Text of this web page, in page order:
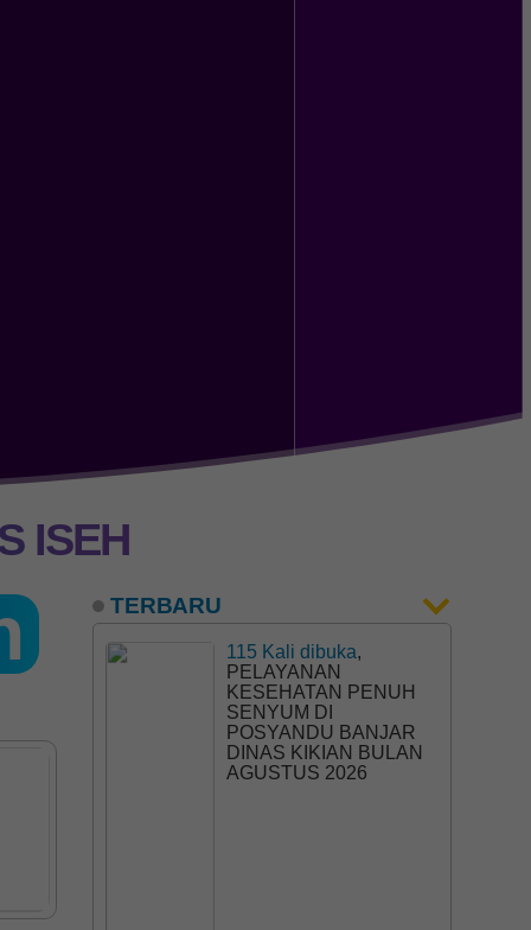
ISEH
TERBARU
115 Kali dibuka,
PELAYANAN
KESEHATAN PENUH
SENYUM DI
POSYANDU BANJAR
DINAS KIKIAN BULAN
AGUSTUS 2026